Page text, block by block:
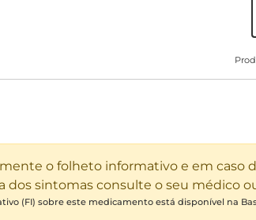
o folheto informativo e em caso
dos sintomas consulte o seu médico
(FI) sobre este medicamento está disponível na